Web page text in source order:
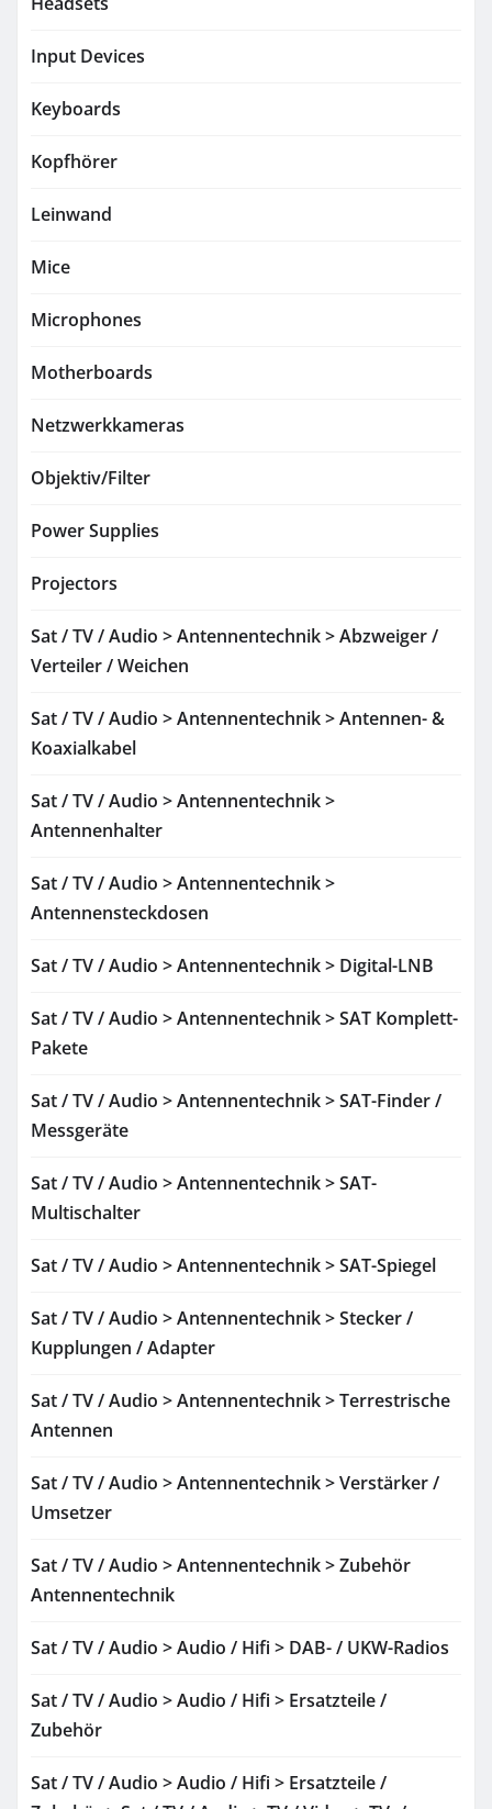
Input Devices
Keyboards
Kopfhörer
Leinwand
Mice
Microphones
Motherboards
Netzwerkkameras
Objektiv/Filter
Power Supplies
Projectors
Sat / TV / Audio > Antennentechnik > Abzweiger /
Verteiler / Weichen
Sat / TV / Audio > Antennentechnik > Antennen- &
Koaxialkabel
Sat / TV / Audio > Antennentechnik >
Antennenhalter
Sat / TV / Audio > Antennentechnik >
Antennensteckdosen
Sat / TV / Audio > Antennentechnik > Digital-LNB
Sat / TV / Audio > Antennentechnik > SAT Komplett-
Pakete
Sat / TV / Audio > Antennentechnik > SAT-Finder /
Messgeräte
Sat / TV / Audio > Antennentechnik > SAT-
Multischalter
Sat / TV / Audio > Antennentechnik > SAT-Spiegel
Sat / TV / Audio > Antennentechnik > Stecker /
Kupplungen / Adapter
Sat / TV / Audio > Antennentechnik > Terrestrische
Antennen
Sat / TV / Audio > Antennentechnik > Verstärker /
Umsetzer
Sat / TV / Audio > Antennentechnik > Zubehör
Antennentechnik
Sat / TV / Audio > Audio / Hifi > DAB- / UKW-Radios
Sat / TV / Audio > Audio / Hifi > Ersatzteile /
Zubehör
Sat / TV / Audio > Audio / Hifi > Ersatzteile /